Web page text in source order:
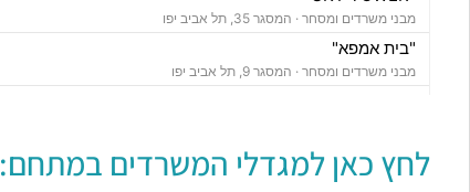
מבני משרדים ומסחר · המסגר 35, תל אביב יפו
"בית אמפא"
מבני משרדים ומסחר · המסגר 9, תל אביב יפו
"מגדל נצבא"
מבני משרדים ומסחר ·יצחק שדה 17, תל אביב יפו
לחץ כאן למגדלי המשרדים במתחם: